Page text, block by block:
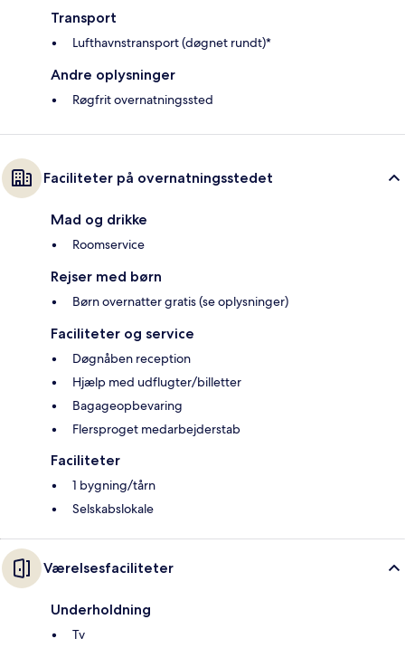
Transport
Lufthavnstransport (døgnet rundt)*
Andre oplysninger
Røgfrit overnatningssted
Faciliteter på overnatningsstedet
Mad og drikke
Roomservice
Rejser med børn
Børn overnatter gratis (se oplysninger)
Faciliteter og service
Døgnåben reception
Hjælp med udflugter/billetter
Bagageopbevaring
Flersproget medarbejderstab
Faciliteter
1 bygning/tårn
Selskabslokale
Værelsesfaciliteter
Underholdning
Tv